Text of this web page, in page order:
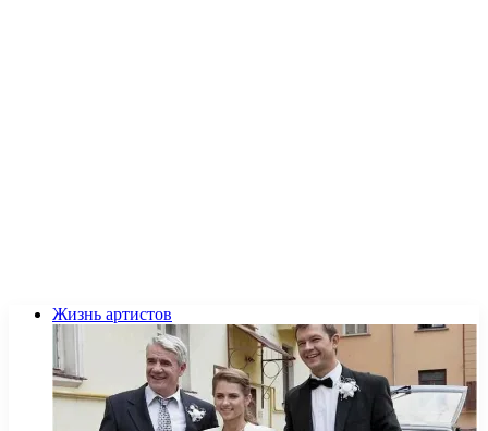
Жизнь артистов